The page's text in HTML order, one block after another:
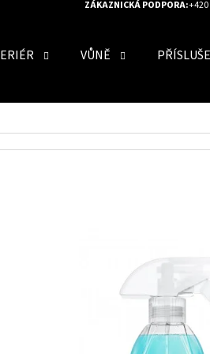
ZÁKAZNICKÁ PODPORA:+420
VŮNĚ
NAJÍT?